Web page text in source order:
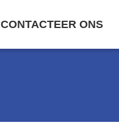
CONTACTEER ONS